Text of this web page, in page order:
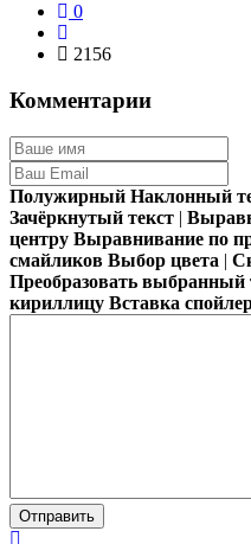
0
2156
Комментарии
Полужирный Наклонный
Зачёркнутый текст |
центру Выравнивание по
смайликов Выбор цвета |
Преобразовать выбранный
кириллицу Вставка
Отправить